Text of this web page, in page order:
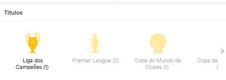
Titulos
Liga dos
Campeões (1)
Premier League (3)
Copa do Mundo de
Copa da